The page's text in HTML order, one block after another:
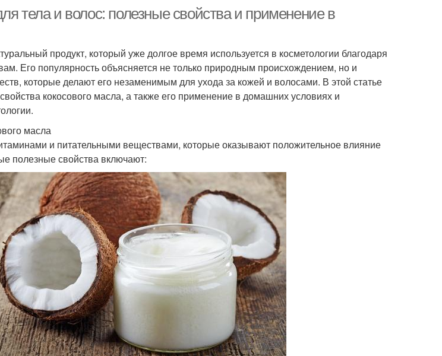
тела и волос: полезные свойства и применение в
продукт, который уже долгое время используется в косметологии благодаря
Его популярность объясняется не только природным происхождением, но и
которые делают его незаменимым для ухода за кожей и волосами. В этой статье
кокосового масла, а также его применение в домашних условиях и
масла
и питательными веществами, которые оказывают положительное влияние
полезные свойства включают: